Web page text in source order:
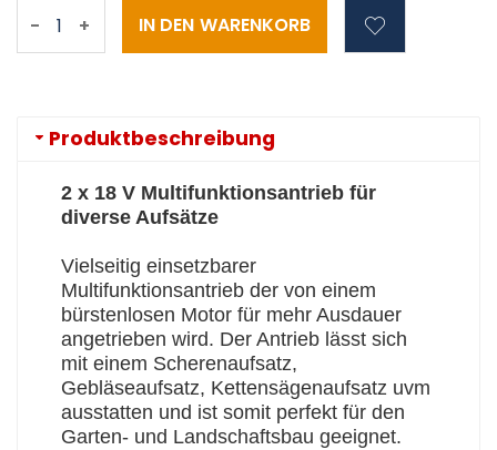
- +
Produktbeschreibung
2 x 18 V Multifunktionsantrieb für
diverse Aufsätze
Vielseitig einsetzbarer
Multifunktionsantrieb der von einem
bürstenlosen Motor für mehr Ausdauer
angetrieben wird. Der Antrieb lässt sich
mit einem Scherenaufsatz,
Gebläseaufsatz, Kettensägenaufsatz uvm
ausstatten und ist somit perfekt für den
Garten- und Landschaftsbau geeignet.